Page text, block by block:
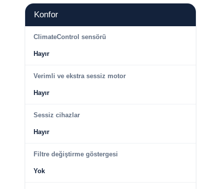
Konfor
ClimateControl sensörü
Hayır
Verimli ve ekstra sessiz motor
Hayır
Sessiz cihazlar
Hayır
Filtre değiştirme göstergesi
Yok